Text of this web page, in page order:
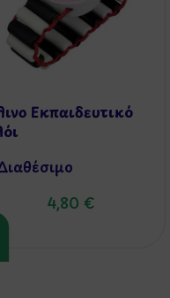
Εκπαιδευτικό
4,80 €